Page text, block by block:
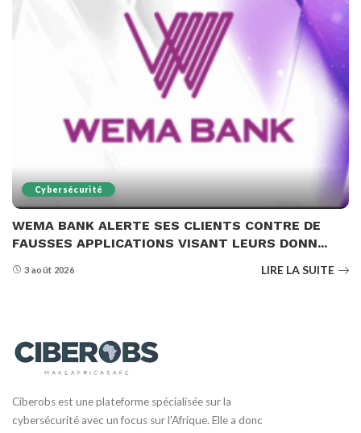
Cybersécurité
WEMA BANK ALERTE SES CLIENTS CONTRE DE
FAUSSES APPLICATIONS VISANT LEURS DONN...
3 août 2026 LIRE LA SUITE
Ciberobs est une plateforme spécialisée sur la
cybersécurité avec un focus sur l’Afrique. Elle a donc